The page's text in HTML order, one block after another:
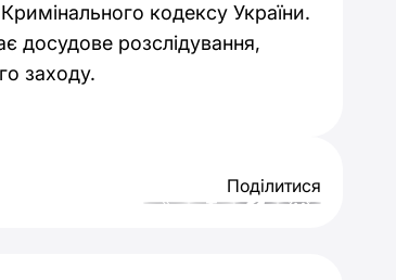
кодексу України.
досудове розслідування,
заходу.
Поділитися